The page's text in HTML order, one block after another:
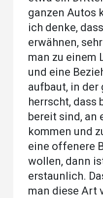
ganzen Autos
ich denke,
erwähnen,
man zu einem
und eine
aufbaut, in der
herrscht, dass
bereit sind, an
kommen und
eine offenere
wollen, dann
erstaunlich.
man diese Art